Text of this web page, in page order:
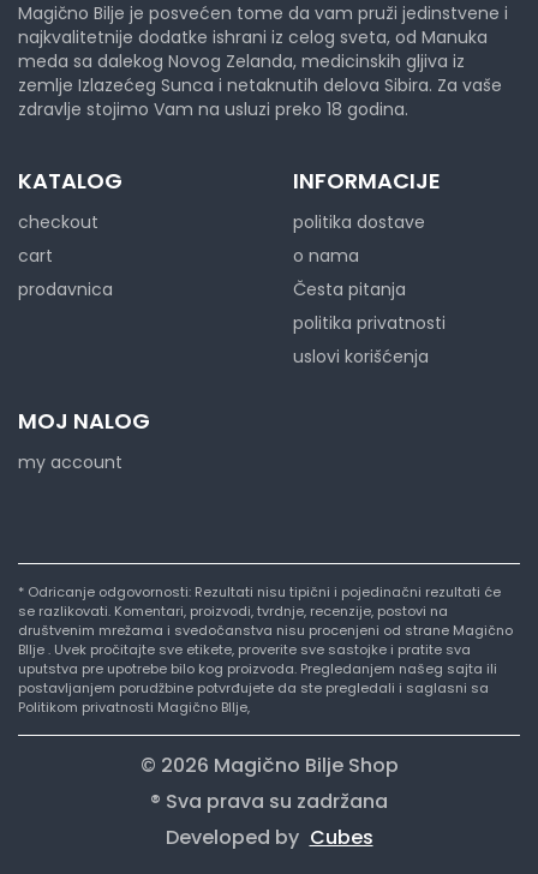
Magično Bilje je posvećen tome da vam pruži jedinstvene i
najkvalitetnije dodatke ishrani iz celog sveta, od Manuka
meda sa dalekog Novog Zelanda, medicinskih gljiva iz
zemlje Izlazećeg Sunca i netaknutih delova Sibira. Za vaše
zdravlje stojimo Vam na usluzi preko 18 godina.
KATALOG
checkout
cart
prodavnica
INFORMACIJE
politika dostave
o nama
Česta pitanja
politika privatnosti
uslovi korišćenja
MOJ NALOG
my account
* Odricanje odgovornosti: Rezultati nisu tipični i pojedinačni rezultati će
se razlikovati. Komentari, proizvodi, tvrdnje, recenzije, postovi na
društvenim mrežama i svedočanstva nisu procenjeni od strane Magično
BIlje . Uvek pročitajte sve etikete, proverite sve sastojke i pratite sva
uputstva pre upotrebe bilo kog proizvoda. Pregledanjem našeg sajta ili
postavljanjem porudžbine potvrđujete da ste pregledali i saglasni sa
Politikom privatnosti Magično BIlje,
© 2026 Magično Bilje Shop
® Sva prava su zadržana
Developed by Cubes